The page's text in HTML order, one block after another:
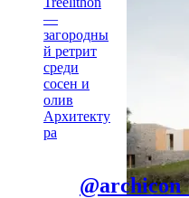
—
загородны
й ретрит
среди
сосен и
олив
Архитекту
ра